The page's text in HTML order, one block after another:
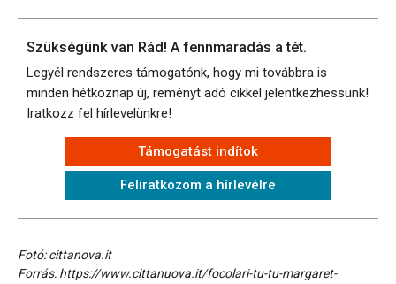
Szükségünk van Rád! A fennmaradás a tét.
Legyél rendszeres támogatónk, hogy mi továbbra is
minden hétköznap új, reményt adó cikkel jelentkezhessünk!
Iratkozz fel hírlevelünkre!
Támogatást indítok
Feliratkozom a hírlevélre
Fotó: cittanova.it
Forrás: https://www.cittanuova.it/focolari-tu-tu-margaret-